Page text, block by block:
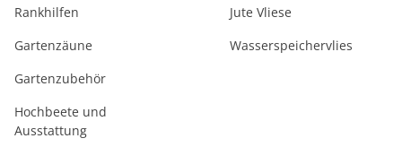
Rankhilfen
Gartenzäune
Gartenzubehör
Hochbeete und
Ausstattung
Jute Vliese
Wasserspeichervlies